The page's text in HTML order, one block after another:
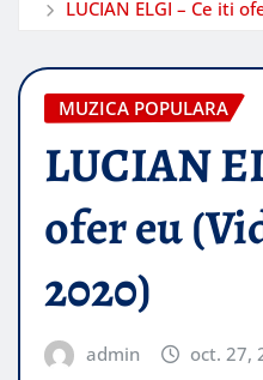
LUCIAN ELGI – Ce iti
MUZICA POPULARA
LUCIAN
ofer eu
2020)
admin oct. 27,